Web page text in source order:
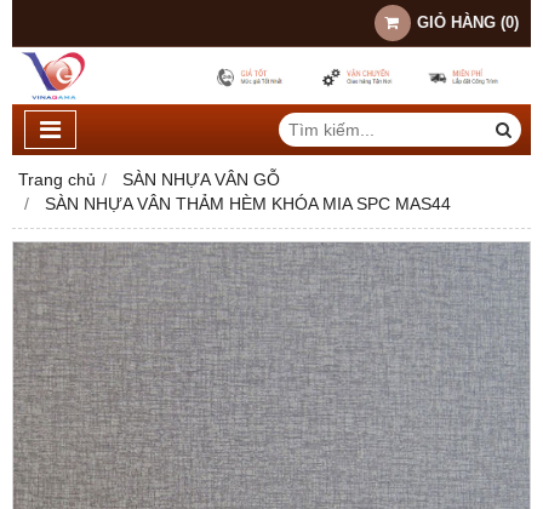
GIỎ HÀNG (0)
Trang chủ
SÀN NHỰA VÂN GỖ
SÀN NHỰA VÂN THẢM HÈM KHÓA MIA SPC MAS44